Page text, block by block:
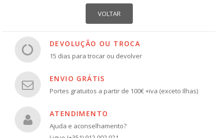
DEVOLUÇÃO OU TROCA
15 dias para trocar ou devolver
ENVIO GRÁTIS
Portes gratuitos a partir de 100€ +iva (exceto Ilhas)
ATENDIMENTO
Ajuda e aconselhamento?